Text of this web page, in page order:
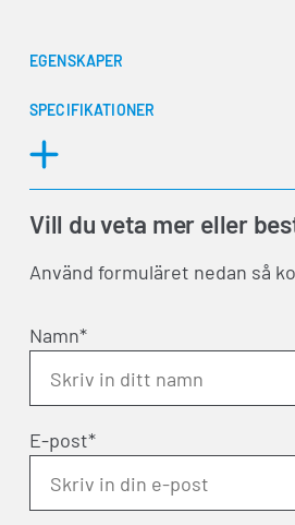
EGENSKAPER
SPECIFIKATIONER
Vill du veta mer eller
Använd formuläret nedan så
Namn*
E-post*